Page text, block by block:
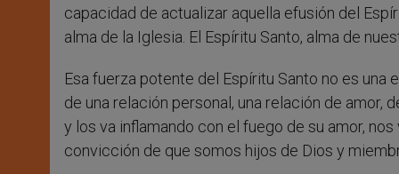
capacidad de actualizar aquella efusión del
alma de la Iglesia. El Espíritu Santo, alma de
Esa fuerza potente del Espíritu Santo no es una
de una relación personal, una relación de amor,
y los va inflamando con el fuego de su amor,
convicción de que somos hijos de Dios y